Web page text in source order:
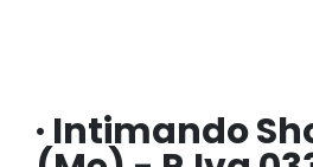
· Intimando